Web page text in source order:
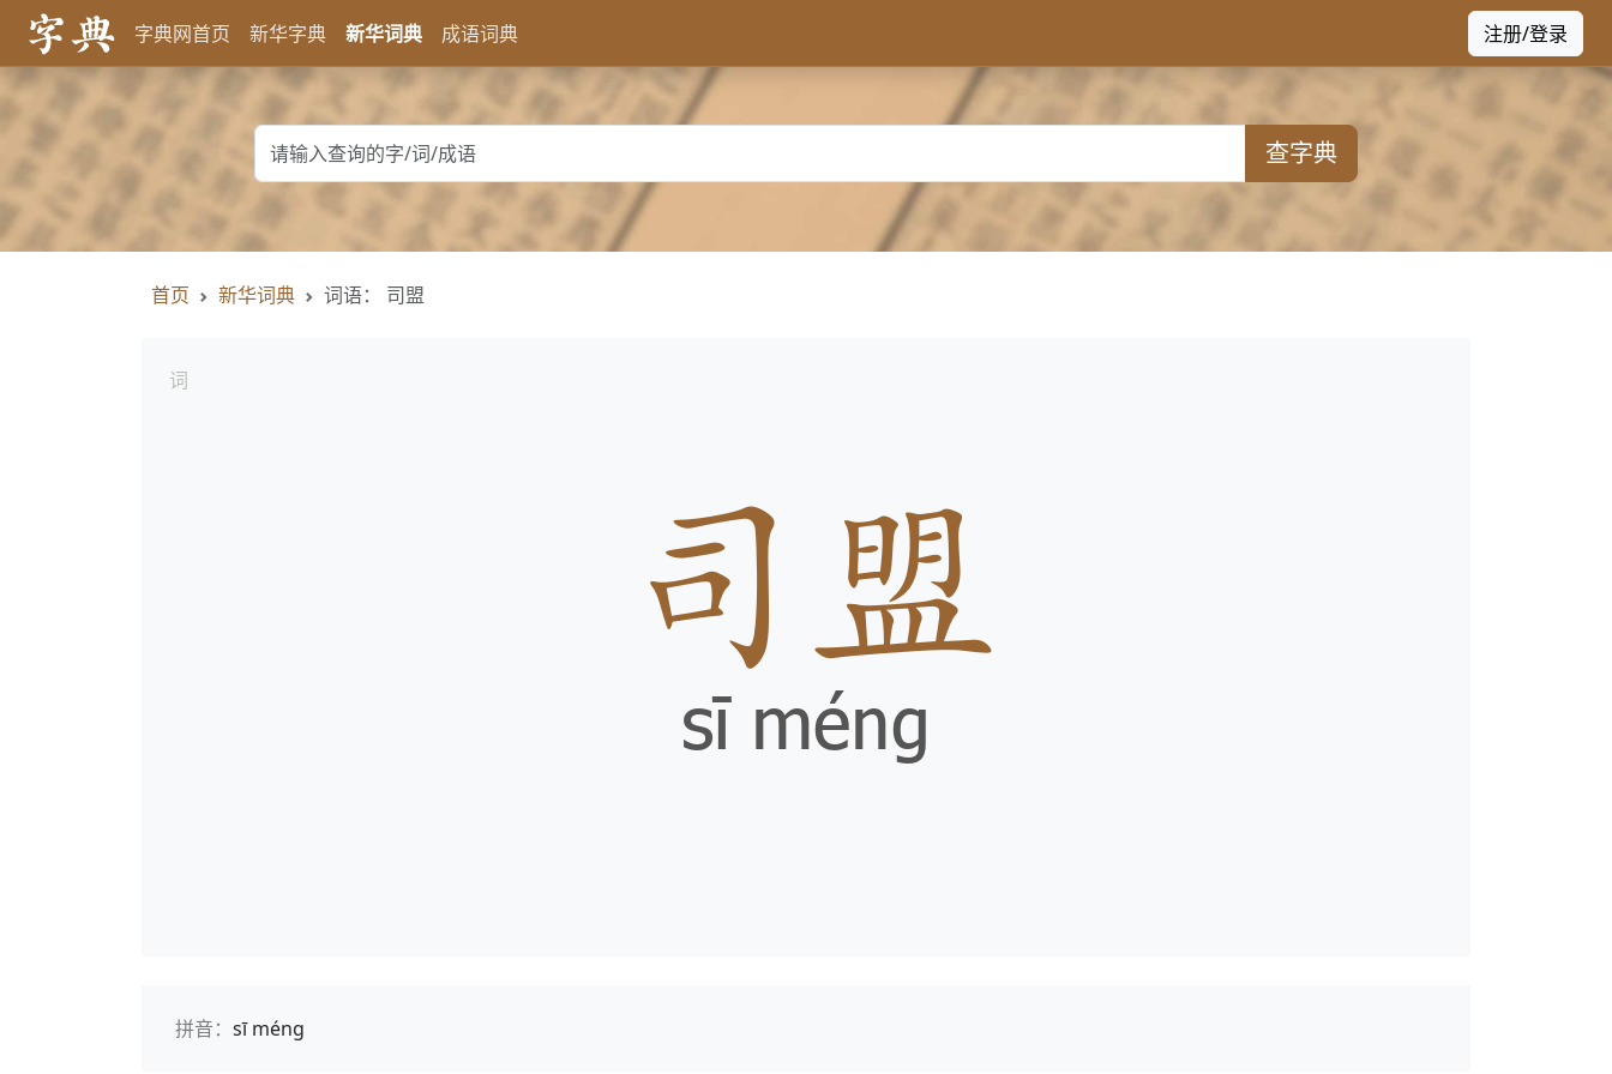
字典网首页 新华字典 新华词典 成语词典 注册/登录
查字典
首页 新华词典 词语： 司盟
词
拼音： sī méng